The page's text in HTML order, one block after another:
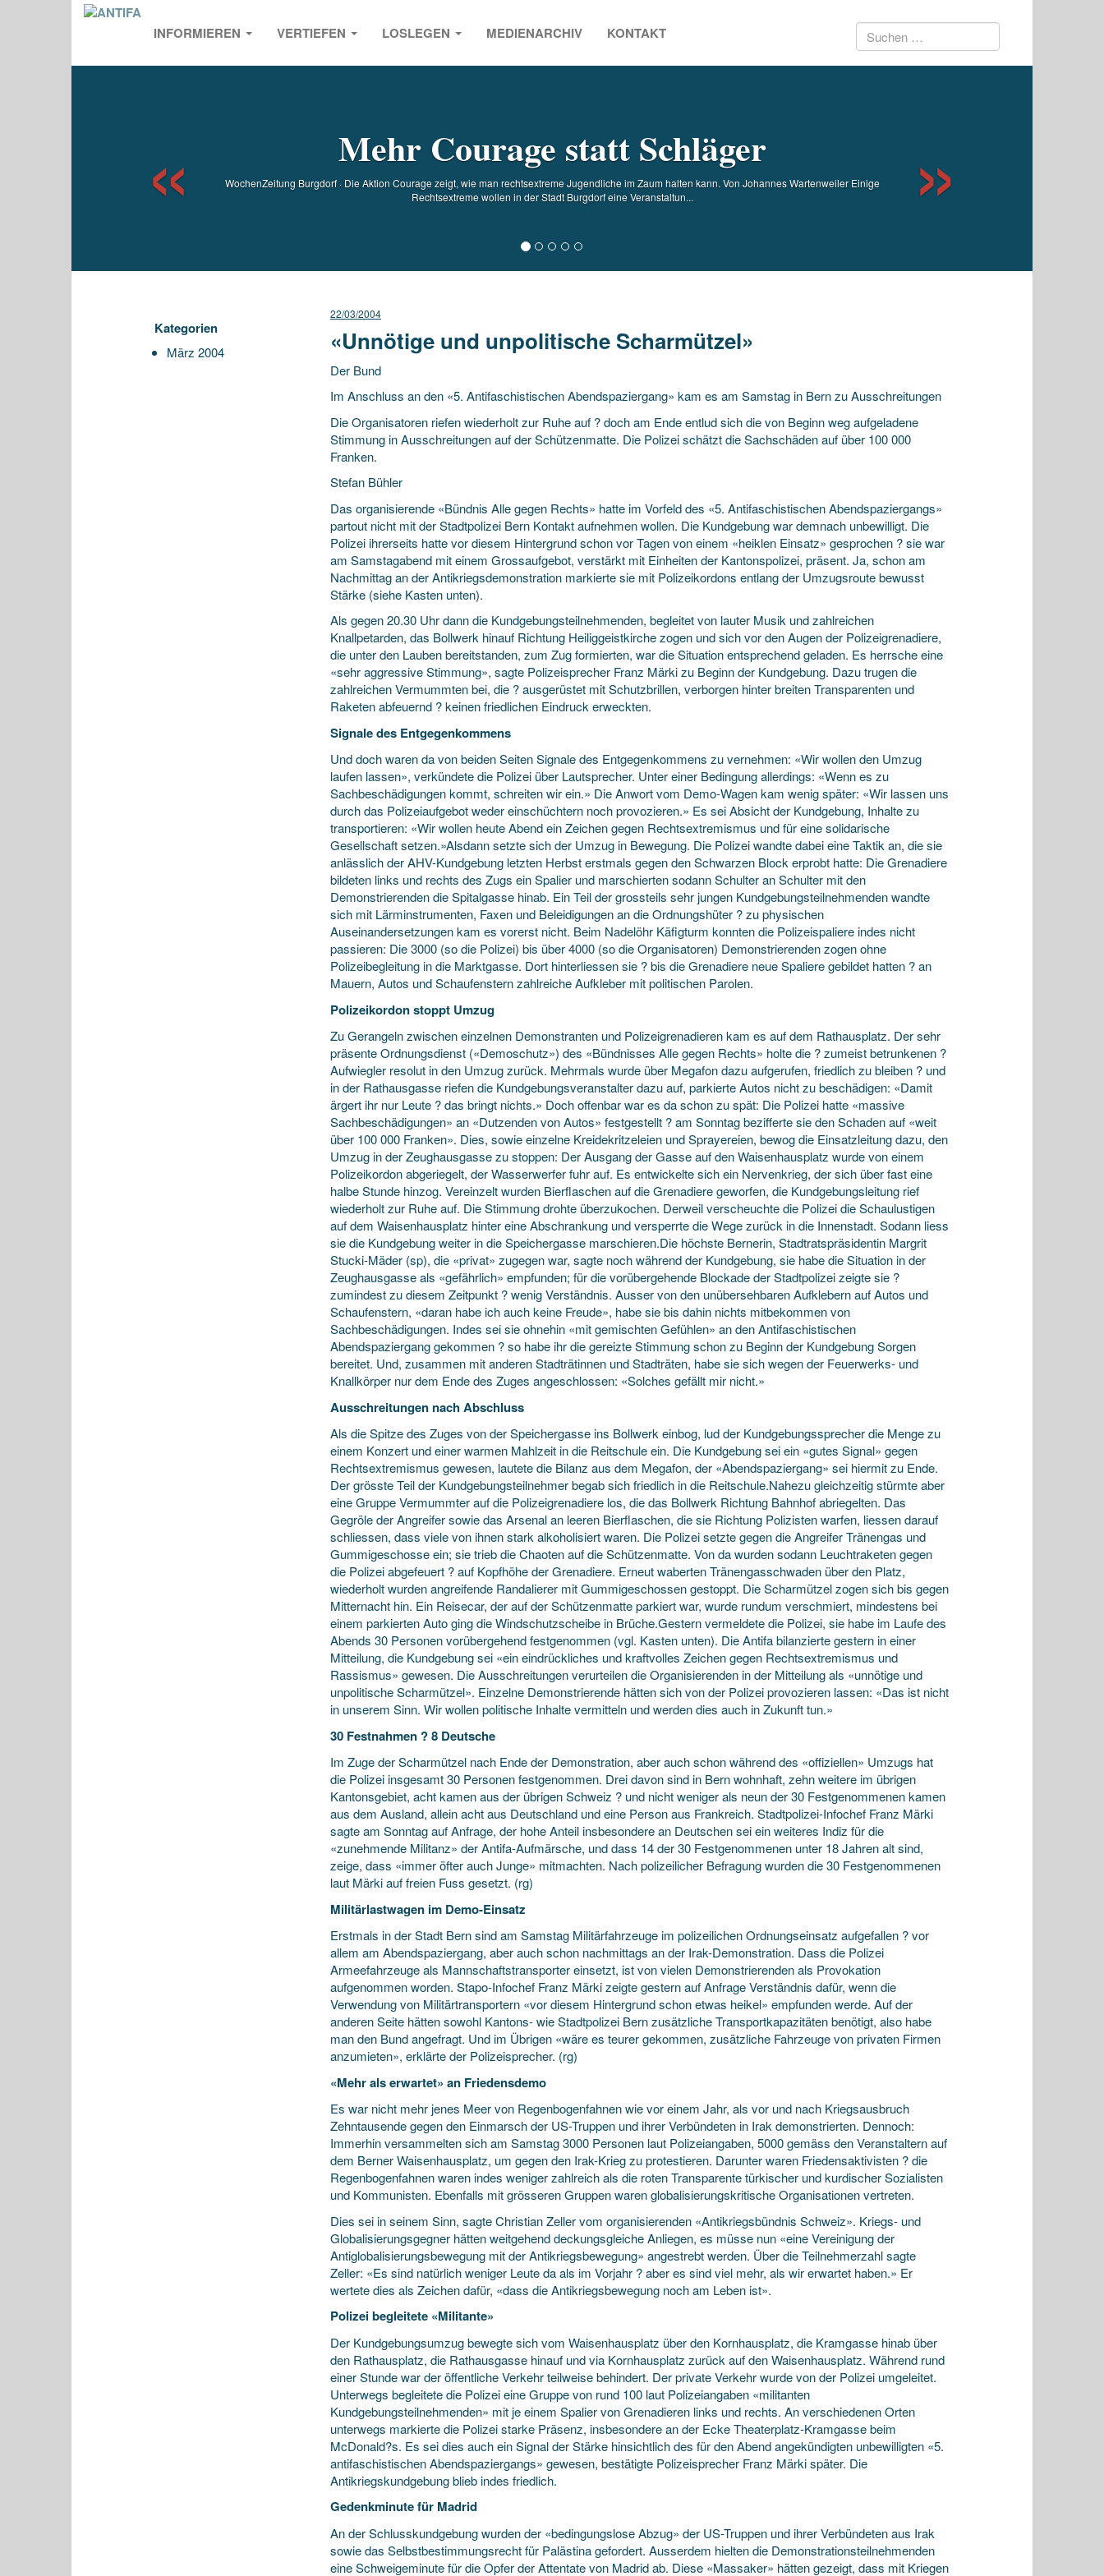
INFORMIEREN VERTIEFEN LOSLEGEN MEDIENARCHIV KONTAKT Suchen
Mehr Courage statt Schläger
WochenZeitung Burgdorf · Die Aktion Courage zeigt, wie man rechtsextreme Jugendliche im Zaum halten kann. Von Johannes Wartenweiler Einige
Rechtsextreme wollen in der Stadt Burgdorf eine Veranstaltun...
Kategorien
März 2004
22/03/2004
«Unnötige und unpolitische Scharmützel»
Der Bund
Im Anschluss an den «5. Antifaschistischen Abendspaziergang» kam es am Samstag in Bern zu Ausschreitungen
Die Organisatoren riefen wiederholt zur Ruhe auf ? doch am Ende entlud sich die von Beginn weg aufgeladene
Stimmung in Ausschreitungen auf derSchützenmatte. Die Polizei schätzt die Sachschäden auf über 100 000
Franken.
Stefan Bühler
Das organisierende «Bündnis Alle gegen Rechts» hatte im Vorfeld des «5. Antifaschistischen Abendspaziergangs»
partout nicht mit der Stadtpolizei Bern Kontakt aufnehmen wollen. Die Kundgebung war demnach unbewilligt. Die
Polizei ihrerseits hatte vor diesem Hintergrund schon vor Tagen von einem «heiklen Einsatz» gesprochen ? sie war
am Samstagabend mit einem Grossaufgebot, verstärkt mit Einheiten der Kantonspolizei, präsent. Ja, schon am
Nachmittag an der Antikriegsdemonstration markierte sie mit Polizeikordons entlang der Umzugsroute bewusst
Stärke (siehe Kasten unten).
Als gegen 20.30 Uhr dann die Kundgebungsteilnehmenden, begleitet von lauter Musik und zahlreichen
Knallpetarden, das Bollwerk hinauf Richtung Heiliggeistkirche zogen und sich vor den Augen der Polizeigrenadiere,
die unter den Lauben bereitstanden, zum Zug formierten, war die Situation entsprechend geladen. Es herrsche eine
«sehr aggressive Stimmung», sagte Polizeisprecher Franz Märki zu Beginn der Kundgebung. Dazu trugen die
zahlreichen Vermummten bei, die ? ausgerüstet mit Schutzbrillen, verborgen hinter breiten Transparenten und
Raketen abfeuernd ? keinen friedlichen Eindruck erweckten.
Signale des Entgegenkommens
Und doch waren da von beiden Seiten Signale des Entgegenkommens zu vernehmen: «Wir wollen den Umzug
laufen lassen», verkündete die Polizei über Lautsprecher. Unter einer Bedingung allerdings: «Wenn es zu
Sachbeschädigungen kommt, schreiten wir ein.» Die Anwort vom Demo-Wagen kam wenig später: «Wir lassen uns
durch das Polizeiaufgebot weder einschüchtern noch provozieren.» Es sei Absicht der Kundgebung, Inhalte zu
transportieren: «Wir wollen heute Abend ein Zeichen gegen Rechtsextremismus und für eine solidarische
Gesellschaft setzen.»Alsdann setzte sich der Umzug in Bewegung. Die Polizei wandte dabei eine Taktik an, die sie
anlässlich der AHV-Kundgebung letzten Herbst erstmals gegen den Schwarzen Block erprobt hatte: Die Grenadiere
bildeten links und rechts des Zugs ein Spalier und marschierten sodann Schulter an Schulter mit den
Demonstrierenden die Spitalgasse hinab. Ein Teil der grossteils sehr jungen Kundgebungsteilnehmenden wandte
sich mit Lärminstrumenten, Faxen und Beleidigungen an die Ordnungshüter ? zu physischen
Auseinandersetzungen kam es vorerst nicht. Beim Nadelöhr Käfigturm konnten die Polizeispaliere indes nicht
passieren: Die 3000 (so die Polizei) bis über 4000 (so die Organisatoren) Demonstrierenden zogen ohne
Polizeibegleitung in die Marktgasse. Dort hinterliessen sie ? bis die Grenadiere neue Spaliere gebildet hatten ? an
Mauern, Autos und Schaufenstern zahlreiche Aufkleber mit politischen Parolen.
Polizeikordon stoppt Umzug
Zu Gerangeln zwischen einzelnen Demonstranten und Polizeigrenadieren kam es auf dem Rathausplatz. Der sehr
präsente Ordnungsdienst («Demoschutz») des «Bündnisses Alle gegen Rechts» holte die ? zumeist betrunkenen ?
Aufwiegler resolut in den Umzug zurück. Mehrmals wurde über Megafon dazu aufgerufen, friedlich zu bleiben ? und
in der Rathausgasse riefen die Kundgebungsveranstalter dazu auf, parkierte Autos nicht zu beschädigen: «Damit
ärgert ihr nur Leute ? das bringt nichts.» Doch offenbar war es da schon zu spät: Die Polizei hatte «massive
Sachbeschädigungen» an «Dutzenden von Autos» festgestellt ? am Sonntag bezifferte sie den Schaden auf «weit
über 100 000 Franken». Dies, sowie einzelne Kreidekritzeleien und Sprayereien, bewog die Einsatzleitung dazu, den
Umzug in der Zeughausgasse zu stoppen: Der Ausgang der Gasse auf den Waisenhausplatz wurde von einem
Polizeikordon abgeriegelt, der Wasserwerfer fuhr auf. Es entwickelte sich ein Nervenkrieg, der sich über fast eine
halbe Stunde hinzog. Vereinzelt wurden Bierflaschen auf die Grenadiere geworfen, die Kundgebungsleitung rief
wiederholt zur Ruhe auf. Die Stimmung drohte überzukochen. Derweil verscheuchte die Polizei die Schaulustigen
auf dem Waisenhausplatz hinter eine Abschrankung und versperrte die Wege zurück in die Innenstadt. Sodann liess
sie die Kundgebung weiter in die Speichergasse marschieren.Die höchste Bernerin, Stadtratspräsidentin Margrit
Stucki-Mäder (sp), die «privat» zugegen war, sagte noch während der Kundgebung, sie habe die Situation in der
Zeughausgasse als «gefährlich» empfunden; für die vorübergehende Blockade der Stadtpolizei zeigte sie ?
zumindest zu diesem Zeitpunkt ? wenig Verständnis. Ausser von den unübersehbaren Aufklebern auf Autos und
Schaufenstern, «daran habe ich auch keine Freude», habe sie bis dahin nichts mitbekommen von
Sachbeschädigungen. Indes sei sie ohnehin «mit gemischten Gefühlen» an den Antifaschistischen
Abendspaziergang gekommen ? so habe ihr die gereizte Stimmung schon zu Beginn der Kundgebung Sorgen
bereitet. Und, zusammen mit anderen Stadträtinnen und Stadträten, habe sie sich wegen der Feuerwerks- und
Knallkörper nur dem Ende des Zuges angeschlossen: «Solches gefällt mir nicht.»
Ausschreitungen nach Abschluss
Als die Spitze des Zuges von der Speichergasse ins Bollwerk einbog, lud der Kundgebungssprecher die Menge zu
einem Konzert und einer warmen Mahlzeit in die Reitschule ein. Die Kundgebung sei ein «gutes Signal» gegen
Rechtsextremismus gewesen, lautete die Bilanz aus dem Megafon, der «Abendspaziergang» sei hiermit zu Ende.
Der grösste Teil der Kundgebungsteilnehmer begab sich friedlich in die Reitschule.Nahezu gleichzeitig stürmte aber
eine Gruppe Vermummter auf die Polizeigrenadiere los, die das Bollwerk Richtung Bahnhof abriegelten. Das
Gegröle der Angreifer sowie das Arsenal an leeren Bierflaschen, die sie Richtung Polizisten warfen, liessen darauf
schliessen, dass viele von ihnen stark alkoholisiert waren. Die Polizei setzte gegen die Angreifer Tränengas und
Gummigeschosse ein; sie trieb die Chaoten auf die Schützenmatte. Von da wurden sodann Leuchtraketen gegen
die Polizei abgefeuert ? auf Kopfhöhe der Grenadiere. Erneut waberten Tränengasschwaden über den Platz,
wiederholt wurden angreifende Randalierer mit Gummigeschossen gestoppt. Die Scharmützel zogen sich bis gegen
Mitternacht hin. Ein Reisecar, der auf der Schützenmatte parkiert war, wurde rundum verschmiert, mindestens bei
einem parkierten Auto ging die Windschutzscheibe in Brüche.Gestern vermeldete die Polizei, sie habe im Laufe des
Abends 30 Personen vorübergehend festgenommen (vgl. Kasten unten). Die Antifa bilanzierte gestern in einer
Mitteilung, die Kundgebung sei «ein eindrückliches und kraftvolles Zeichen gegen Rechtsextremismus und
Rassismus» gewesen. Die Ausschreitungen verurteilen die Organisierenden in der Mitteilung als «unnötige und
unpolitische Scharmützel». Einzelne Demonstrierende hätten sich von der Polizei provozieren lassen: «Das ist nicht
in unserem Sinn. Wir wollen politische Inhalte vermitteln und werden dies auch in Zukunft tun.»
30 Festnahmen ? 8 Deutsche
Im Zuge der Scharmützel nach Ende der Demonstration, aber auch schon während des «offiziellen» Umzugs hat
die Polizei insgesamt 30 Personen festgenommen. Drei davon sind in Bern wohnhaft, zehn weitere im übrigen
Kantonsgebiet, acht kamen aus der übrigen Schweiz ? und nicht weniger als neun der 30 Festgenommenen kamen
aus dem Ausland, allein acht aus Deutschland und eine Person aus Frankreich. Stadtpolizei-Infochef Franz Märki
sagte am Sonntag auf Anfrage, der hohe Anteil insbesondere an Deutschen sei ein weiteres Indiz für die
«zunehmende Militanz» der Antifa-Aufmärsche, und dass 14 der 30 Festgenommenen unter 18 Jahren alt sind,
zeige, dass «immer öfter auch Junge» mitmachten. Nach polizeilicher Befragung wurden die 30 Festgenommenen
laut Märki auf freien Fuss gesetzt. (rg)
Militärlastwagen im Demo-Einsatz
Erstmals in der Stadt Bern sind am Samstag Militärfahrzeuge im polizeilichen Ordnungseinsatz aufgefallen ? vor
allem am Abendspaziergang, aber auch schon nachmittags an der Irak-Demonstration. Dass die Polizei
Armeefahrzeuge als Mannschaftstransporter einsetzt, ist von vielen Demonstrierenden als Provokation
aufgenommen worden. Stapo-Infochef Franz Märki zeigte gestern auf Anfrage Verständnis dafür, wenn die
Verwendung von Militärtransportern «vor diesem Hintergrund schon etwas heikel» empfunden werde. Auf der
anderen Seite hätten sowohl Kantons- wie Stadtpolizei Bern zusätzliche Transportkapazitäten benötigt, also habe
man den Bund angefragt. Und im Übrigen «wäre es teurer gekommen, zusätzliche Fahrzeuge von privaten Firmen
anzumieten», erklärte der Polizeisprecher. (rg)
«Mehr als erwartet» an Friedensdemo
Es war nicht mehr jenes Meer von Regenbogenfahnen wie vor einem Jahr, als vor und nach Kriegsausbruch
Zehntausende gegen den Einmarsch der US-Truppen und ihrer Verbündeten in Irak demonstrierten. Dennoch:
Immerhin versammelten sich am Samstag 3000 Personen laut Polizeiangaben, 5000 gemäss den Veranstaltern auf
dem Berner Waisenhausplatz, um gegen den Irak-Krieg zu protestieren. Darunter waren Friedensaktivisten ? die
Regenbogenfahnen waren indes weniger zahlreich als die roten Transparente türkischer und kurdischer Sozialisten
und Kommunisten. Ebenfalls mit grösseren Gruppen waren globalisierungskritische Organisationen vertreten.
Dies sei in seinem Sinn, sagte Christian Zeller vom organisierenden «Antikriegsbündnis Schweiz». Kriegs- und
Globalisierungsgegner hätten weitgehend deckungsgleiche Anliegen, es müsse nun «eine Vereinigung der
Antiglobalisierungsbewegung mit der Antikriegsbewegung» angestrebt werden. Über die Teilnehmerzahl sagte
Zeller: «Es sind natürlich weniger Leute da als im Vorjahr ? aber es sind viel mehr, als wir erwartet haben.» Er
wertete dies als Zeichen dafür, «dass die Antikriegsbewegung noch am Leben ist».
Polizei begleitete «Militante»
Der Kundgebungsumzug bewegte sich vom Waisenhausplatz über den Kornhausplatz, die Kramgasse hinab über
den Rathausplatz, die Rathausgasse hinauf und via Kornhausplatz zurück auf den Waisenhausplatz. Während rund
einer Stunde war der öffentliche Verkehr teilweise behindert. Der private Verkehr wurde von der Polizei umgeleitet.
Unterwegs begleitete die Polizei eine Gruppe von rund 100 laut Polizeiangaben «militanten
Kundgebungsteilnehmenden» mit je einem Spalier von Grenadieren links und rechts. An verschiedenen Orten
unterwegs markierte die Polizei starke Präsenz, insbesondere an der Ecke Theaterplatz-Kramgasse beim
McDonald?s. Es sei dies auch ein Signal der Stärke hinsichtlich des für den Abend angekündigten unbewilligten «5.
antifaschistischen Abendspaziergangs» gewesen, bestätigte Polizeisprecher Franz Märki später. Die
Antikriegskundgebung blieb indes friedlich.
Gedenkminute für Madrid
An der Schlusskundgebung wurden der «bedingungslose Abzug» der US-Truppen und ihrer Verbündeten aus Irak
sowie das Selbstbestimmungsrecht für Palästina gefordert. Ausserdem hielten die Demonstrationsteilnehmenden
eine Schweigeminute für die Opfer der Attentate von Madrid ab. Diese «Massaker» hätten gezeigt, dass mit Kriegen